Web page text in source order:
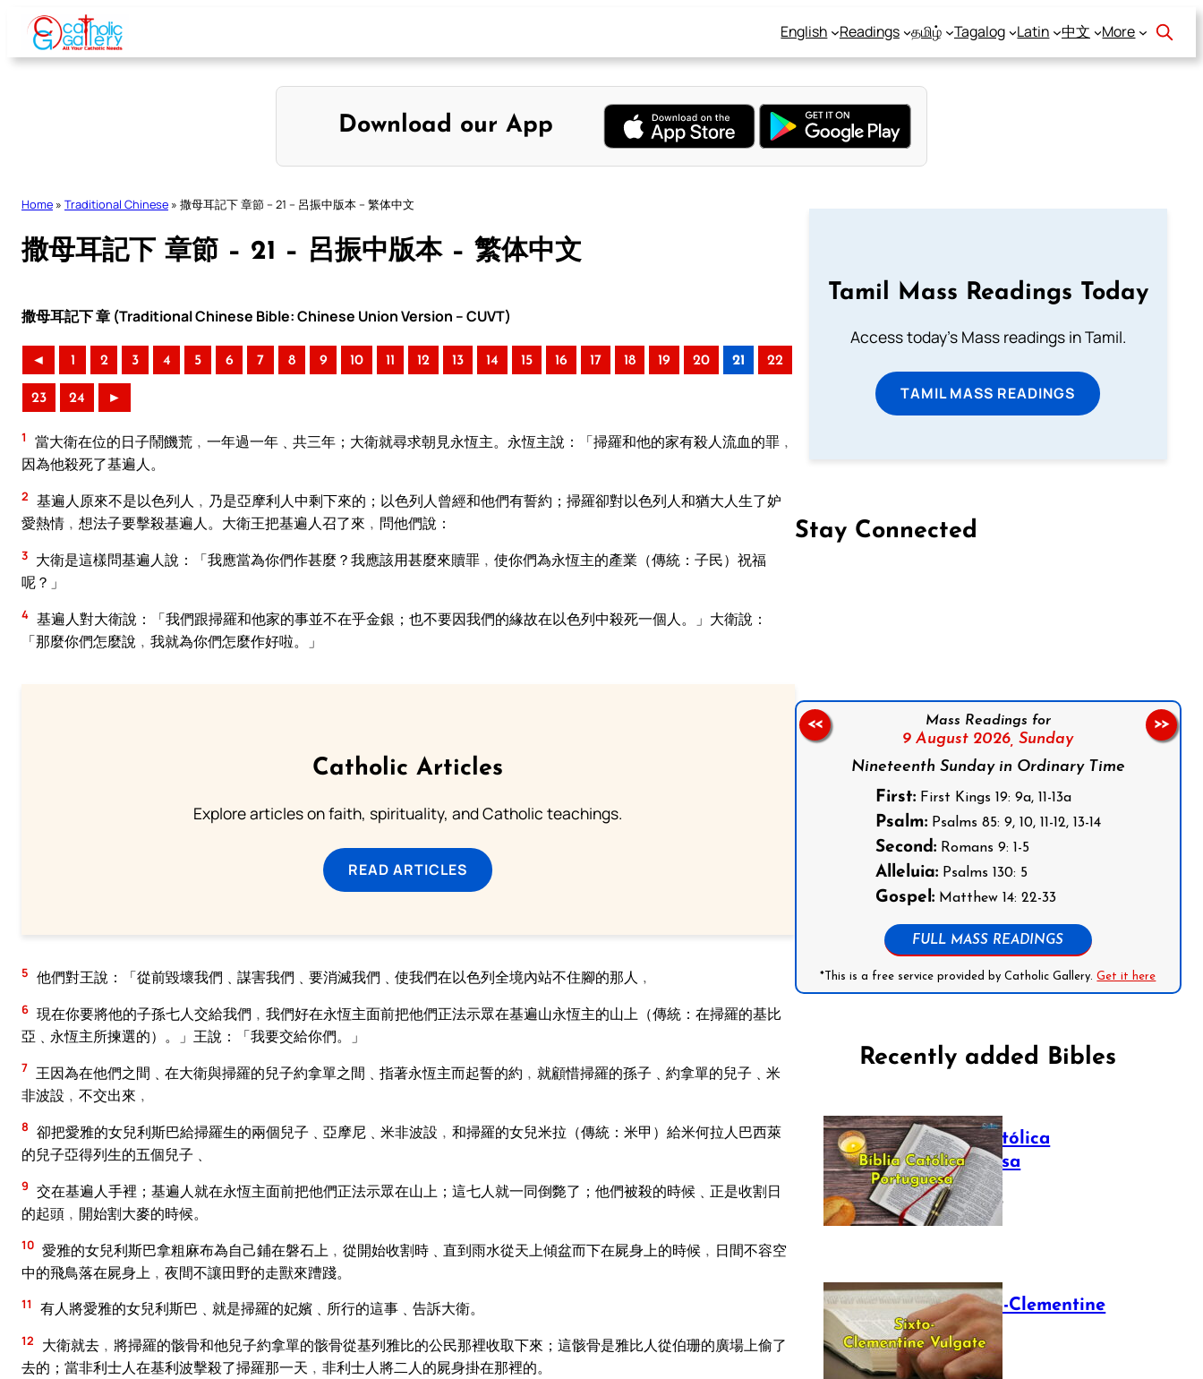
Skip
content
English Readings தமிழ் Tagalog Latin 中文 More
Download our App
Home » Traditional Chinese » 撒母耳記下 章節 – 21 – 呂振中版本 – 繁体中文
撒母耳記下 章節 – 21 – 呂振中版本 – 繁体中文
撒母耳記下 章 (Traditional Chinese Bible: Chinese Union Version – CUVT)
◄ 1 2 3 4 5 6 7 8 9 10 11 12 13 14 15 16 17 18 19 20 21 22
23 24 ►
1
當大衛在位的日子鬧饑荒﹐一年過一年﹑共三年；大衛就尋求朝見永恆主。永恆主說：「掃羅和他的家有殺人流血的罪﹐
因為他殺死了基遍人。
2 基遍人原來不是以色列人﹐乃是亞摩利人中剩下來的；以色列人曾經和他們有誓約；掃羅卻對以色列人和猶大人生了妒
愛熱情﹐想法子要擊殺基遍人。大衛王把基遍人召了來﹐問他們說：
3 大衛是這樣問基遍人說：「我應當為你們作甚麼？我應該用甚麼來贖罪﹐使你們為永恆主的產業（傳統：子民）祝福
呢？」
4 基遍人對大衛說：「我們跟掃羅和他家的事並不在乎金銀；也不要因我們的緣故在以色列中殺死一個人。」大衛說：
「那麼你們怎麼說﹐我就為你們怎麼作好啦。」
Catholic Articles
Explore articles on faith, spirituality, and Catholic teachings.
READ ARTICLES
5 他們對王說：「從前毀壞我們﹑謀害我們﹑要消滅我們﹑使我們在以色列全境內站不住腳的那人﹐
6 現在你要將他的子孫七人交給我們﹐我們好在永恆主面前把他們正法示眾在基遍山永恆主的山上（傳統：在掃羅的基比
亞﹑永恆主所揀選的）。」王說：「我要交給你們。」
7 王因為在他們之間﹑在大衛與掃羅的兒子約拿單之間﹑指著永恆主而起誓的約﹐就顧惜掃羅的孫子﹑約拿單的兒子﹑米
非波設﹐不交出來﹐
8 卻把愛雅的女兒利斯巴給掃羅生的兩個兒子﹑亞摩尼﹑米非波設﹐和掃羅的女兒米拉（傳統：米甲）給米何拉人巴西萊
的兒子亞得列生的五個兒子﹑
9 交在基遍人手裡；基遍人就在永恆主面前把他們正法示眾在山上；這七人就一同倒斃了；他們被殺的時候﹑正是收割日
的起頭﹐開始割大麥的時候。
10 愛雅的女兒利斯巴拿粗麻布為自己鋪在磐石上﹐從開始收割時﹑直到雨水從天上傾盆而下在屍身上的時候﹐日間不容空
中的飛鳥落在屍身上﹐夜間不讓田野的走獸來蹧踐。
11 有人將愛雅的女兒利斯巴﹑就是掃羅的妃嬪﹑所行的這事﹑告訴大衛。
12
大衛就去﹐將掃羅的骸骨和他兒子約拿單的骸骨從基列雅比的公民那裡收取下來；這骸骨是雅比人從伯珊的廣場上偷了
去的；當非利士人在基利波擊殺了掃羅那一天﹐非利士人將二人的屍身掛在那裡的。
Tamil Mass Readings Today
Access today's Mass readings in Tamil.
TAMIL MASS READINGS
Stay Connected
Mass Readings for
9 August 2026, Sunday
Nineteenth Sunday in Ordinary Time
First:First Kings 19: 9a, 11-13a
Psalm:Psalms 85: 9, 10, 11-12, 13-14
Second:Romans 9: 1-5
Alleluia:Psalms 130: 5
Gospel:Matthew 14: 22-33
FULL MASS READINGS
*This is a free service provided by Catholic Gallery.Get it here
<< >>
Recently added Bibles
Bíblia Católica
Portuguesa
July 16, 2025
The Sixto-Clementine
Vulgate
July 12, 2025